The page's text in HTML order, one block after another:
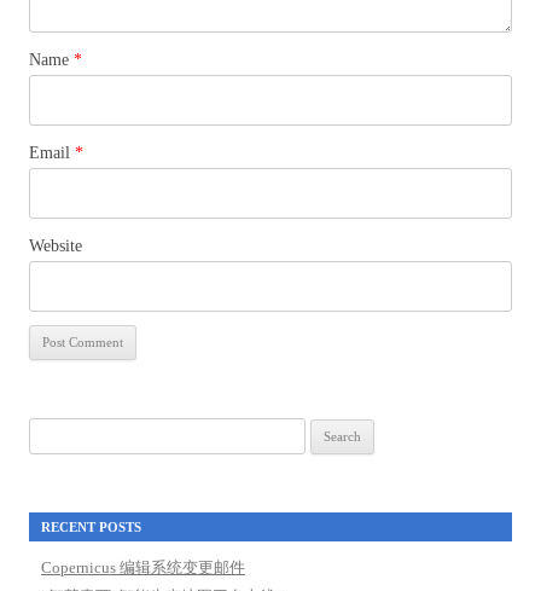
Name *
Email *
Website
for:
RECENT POSTS
Copernicus 编辑系统变更邮件